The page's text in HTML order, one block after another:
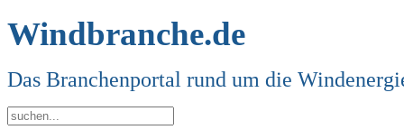
Windbranche.de
Das Branchenportal rund um die